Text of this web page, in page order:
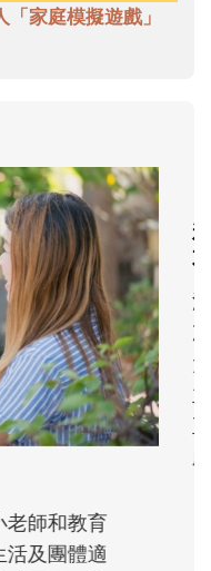
家庭模擬遊戲」
│讀懂父親的
人總是在一次